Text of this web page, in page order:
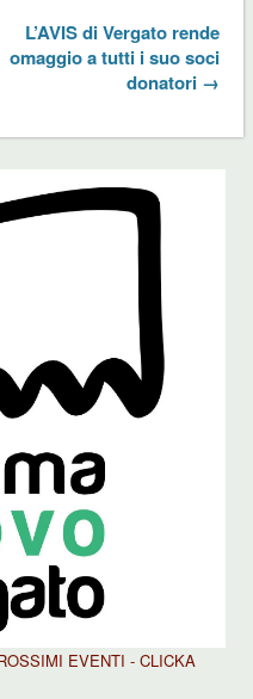
L’AVIS di Vergato rende
omaggio a tutti i suo soci
donatori →
EVENTI - CLICKA